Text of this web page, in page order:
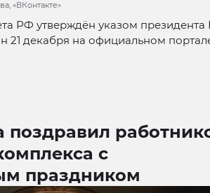
«ВКонтакте»
РФ утверждён указом
21 декабря на официальном
поздравил
с
праздником